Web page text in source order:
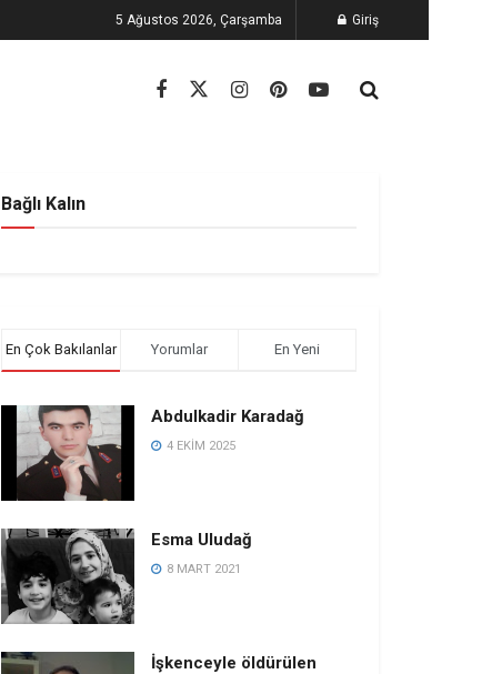
5 Ağustos 2026, Çarşamba Giriş
Bağlı Kalın
En Çok Bakılanlar Yorumlar En Yeni
Abdulkadir Karadağ
4 EKIM 2025
Esma Uludağ
8 MART 2021
İşkenceyle öldürülen